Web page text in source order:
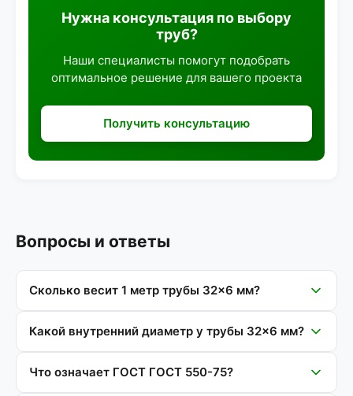
Нужна консультация по выбору
труб?
Наши специалисты помогут подобрать
оптимальное решение для вашего проекта
Получить консультацию
Вопросы и ответы
Сколько весит 1 метр трубы 32×6 мм?
Какой внутренний диаметр у трубы 32×6 мм?
Что означает ГОСТ ГОСТ 550-75?